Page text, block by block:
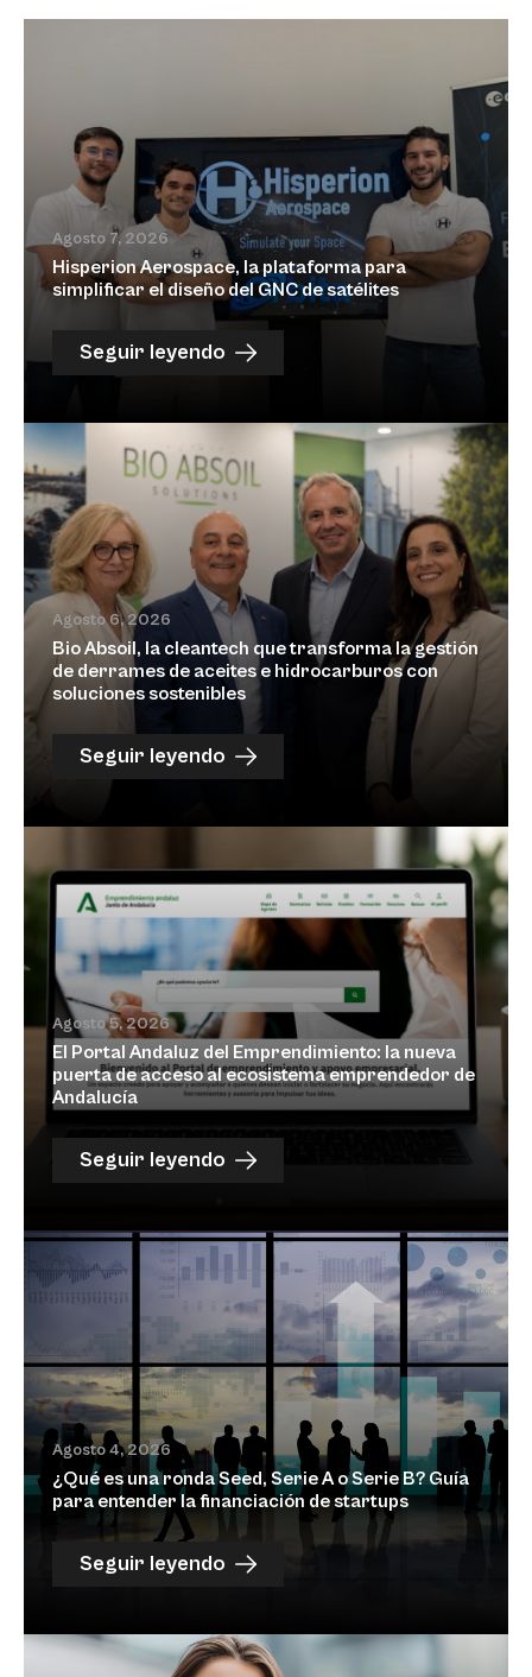
Agosto 7, 2026
Hisperion Aerospace, la plataforma para
simplificar el diseño del GNC de satélites
Seguir leyendo
Agosto 6, 2026
Bio Absoil, la cleantech que transforma la gestión
de derrames de aceites e hidrocarburos con
soluciones sostenibles
Seguir leyendo
Agosto 5, 2026
El Portal Andaluz del Emprendimiento: la nueva
puerta de acceso al ecosistema emprendedor de
Andalucía
Seguir leyendo
Agosto 4, 2026
¿Qué es una ronda Seed, Serie A o Serie B? Guía
para entender la financiación de startups
Seguir leyendo